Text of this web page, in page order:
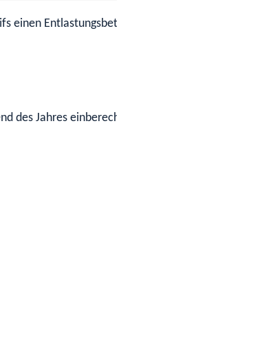
einen Entlastungsbetrag für Alleinerziehende
des Jahres einberechnet und hat sie gemindert.